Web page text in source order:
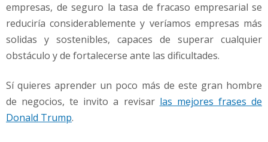
empresas, de seguro la tasa de fracaso empresarial se
reduciría considerablemente y veríamos empresas más
solidas y sostenibles, capaces de superar cualquier
obstáculo y de fortalecerse ante las dificultades.
Sí quieres aprender un poco más de este gran hombre
de negocios, te invito a revisar las mejores frases de
Donald Trump.